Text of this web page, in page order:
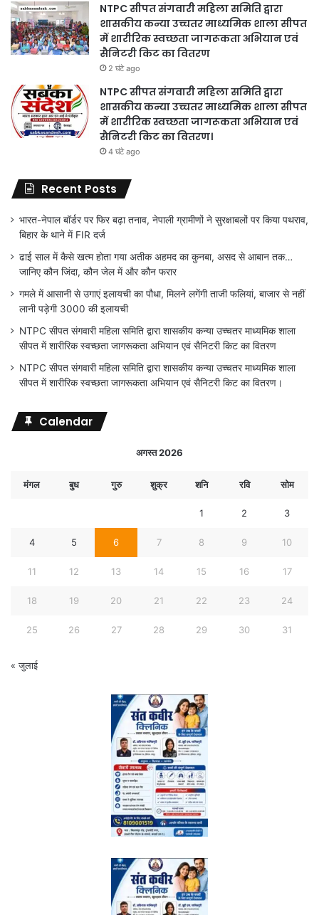
NTPC सीपत संगवारी महिला समिति द्वारा
शासकीय कन्या उच्चतर माध्यमिक शाला सीपत
में शारीरिक स्वच्छता जागरूकता अभियान एवं
सैनिटरी किट का वितरण
2 घंटे ago
NTPC सीपत संगवारी महिला समिति द्वारा
शासकीय कन्या उच्चतर माध्यमिक शाला सीपत
में शारीरिक स्वच्छता जागरूकता अभियान एवं
सैनिटरी किट का वितरण।
4 घंटे ago
Recent Posts
भारत-नेपाल बॉर्डर पर फिर बढ़ा तनाव, नेपाली ग्रामीणों ने सुरक्षाबलों पर किया पथराव,
बिहार के थाने में FIR दर्ज
ढाई साल में कैसे खत्म होता गया अतीक अहमद का कुनबा, असद से आबान तक…
जानिए कौन जिंदा, कौन जेल में और कौन फरार
गमले में आसानी से उगाएं इलायची का पौधा, मिलने लगेंगी ताजी फलियां, बाजार से नहीं
लानी पड़ेगी 3000 की इलायची
NTPC सीपत संगवारी महिला समिति द्वारा शासकीय कन्या उच्चतर माध्यमिक शाला
सीपत में शारीरिक स्वच्छता जागरूकता अभियान एवं सैनिटरी किट का वितरण
NTPC सीपत संगवारी महिला समिति द्वारा शासकीय कन्या उच्चतर माध्यमिक शाला
सीपत में शारीरिक स्वच्छता जागरूकता अभियान एवं सैनिटरी किट का वितरण।
Calendar
अगस्त 2026
मंगल बुध गुरु शुक्र शनि रवि सोम
1 2 3
4 5 6 7 8 9 10
11 12 13 14 15 16 17
18 19 20 21 22 23 24
25 26 27 28 29 30 31
« जुलाई